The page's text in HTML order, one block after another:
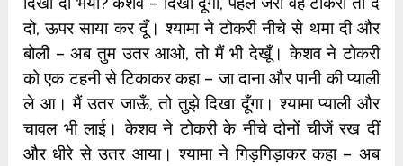
दो, ऊपर साया कर दूँ। श्‍यामा ने टोकरी नीचे से थमा दी और
बोली – अब तुम उतर आओ, तो मैं भी देखूँ। केशव ने टोकरी
को एक टहनी से टिकाकर कहा – जा दाना और पानी की प्‍याली
ले आ। मैं उतर जाऊँ, तो तुझे दिखा दूँगा। श्‍यामा प्‍याली और
चावल भी लाई। केशव ने टोकरी के नीचे दोनों चीजें रख दीं
और धीरे से उतर आया। श्‍यामा ने गिड़गिड़ाकर कहा – अब